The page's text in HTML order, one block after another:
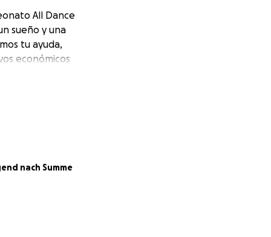
All Dance
sueño y una
tu ayuda,
económicos
nach Summe